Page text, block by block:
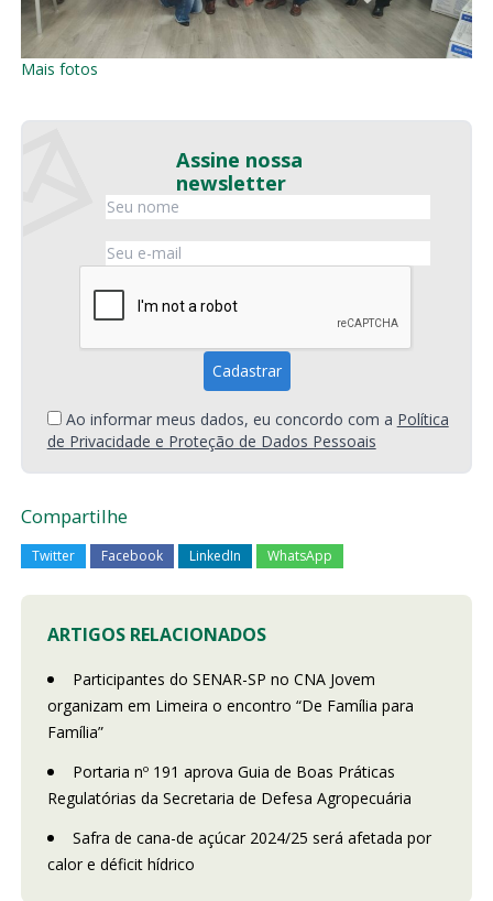
Mais fotos
Assine nossa
newsletter
Ao informar meus dados, eu concordo com a Política
de Privacidade e Proteção de Dados Pessoais
Compartilhe
Twitter Facebook LinkedIn WhatsApp
ARTIGOS RELACIONADOS
Participantes do SENAR-SP no CNA Jovem
organizam em Limeira o encontro “De Família para
Família”
Portaria nº 191 aprova Guia de Boas Práticas
Regulatórias da Secretaria de Defesa Agropecuária
Safra de cana-de açúcar 2024/25 será afetada por
calor e déficit hídrico